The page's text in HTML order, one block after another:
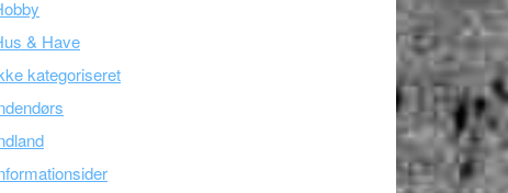
& Have
kategoriseret